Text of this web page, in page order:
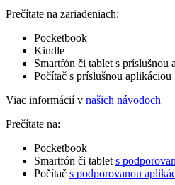
Prečítate na zariadeniach:
Pocketbook
Kindle
Smartfón či tablet s príslušnou
Počítač s príslušnou aplikáciou
Viac informácií v našich návodoch
Prečítate na:
Pocketbook
Smartfón či tablet s
Počítač s podporovanou